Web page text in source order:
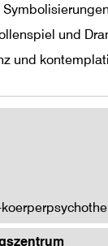
und
und